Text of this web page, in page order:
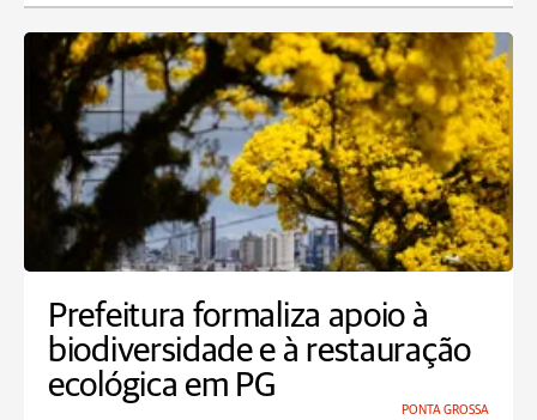
Prefeitura formaliza apoio à
biodiversidade e à restauração
ecológica em PG
PONTA GROSSA